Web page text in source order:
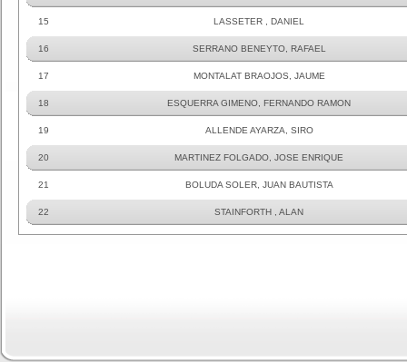
15 LASSETER , DANIEL
16 SERRANO BENEYTO, RAFAEL
17 MONTALAT BRAOJOS, JAUME
18 ESQUERRA GIMENO, FERNANDO RAMON
19 ALLENDE AYARZA, SIRO
20 MARTINEZ FOLGADO, JOSE ENRIQUE
21 BOLUDA SOLER, JUAN BAUTISTA
22 STAINFORTH , ALAN